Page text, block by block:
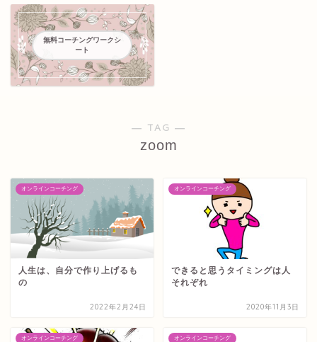
無料コーチングワークシ
ート
― TAG ―
zoom
オンラインコーチング
人生は、自分で作り上げるも
の
2022年2月24日
オンラインコーチング
できると思うタイミングは人
それぞれ
2020年11月3日
オンラインコーチング オンラインコーチング